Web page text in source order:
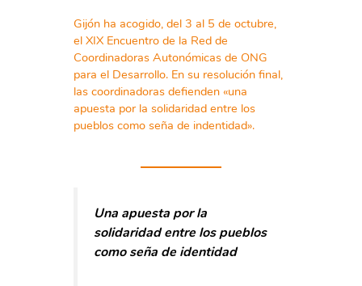
Gijón ha acogido, del 3 al 5 de octubre,
el XIX Encuentro de la Red de
Coordinadoras Autonómicas de ONG
para el Desarrollo. En su resolución final,
las coordinadoras defienden «una
apuesta por la solidaridad entre los
pueblos como seña de indentidad».
Una apuesta por la
solidaridad entre los pueblos
como seña de identidad